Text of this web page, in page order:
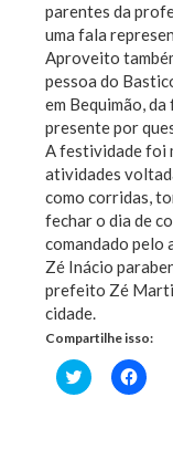
parentes da
uma fala
Aproveito
pessoa do
em Bequimão,
presente por
A festividade foi
atividades
como corridas,
fechar o dia de
comandado pelo
Zé Inácio
prefeito Zé
cidade.
Compartilhe isso:
Clique
para
Clique
para